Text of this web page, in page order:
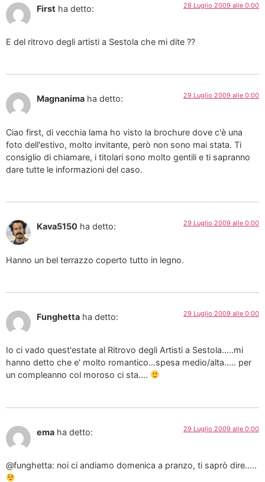
First ha detto: 28 Luglio 2009 alle 0:00
E del ritrovo degli artisti a Sestola che mi dite ??
Magnanima ha detto: 29 Luglio 2009 alle 0:00
Ciao first, di vecchia lama ho visto la brochure dove c'è una
foto dell'estivo, molto invitante, però non sono mai stata. Ti
consiglio di chiamare, i titolari sono molto gentili e ti sapranno
dare tutte le informazioni del caso.
Kava5150 ha detto: 29 Luglio 2009 alle 0:00
Hanno un bel terrazzo coperto tutto in legno.
Funghetta ha detto: 29 Luglio 2009 alle 0:00
Io ci vado quest'estate al Ritrovo degli Artisti a Sestola…..mi
hanno detto che e' molto romantico…spesa medio/alta….. per
un compleanno col moroso ci sta….
ema ha detto: 29 Luglio 2009 alle 0:00
@funghetta: noi ci andiamo domenica a pranzo, ti saprò dire…..